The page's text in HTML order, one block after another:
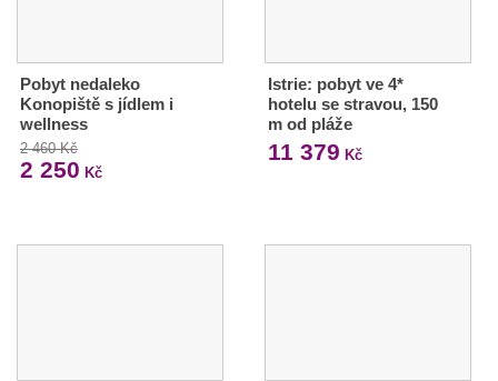
Pobyt nedaleko
Konopiště s jídlem i
wellness
2 460 Kč
2 250 Kč
Istrie: pobyt ve 4*
hotelu se stravou, 150
m od pláže
11 379 Kč